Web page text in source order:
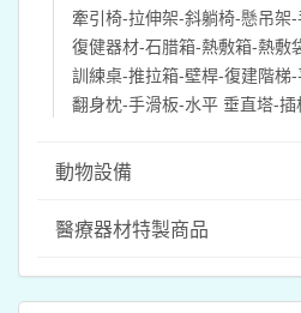
牽引椅-拉伸架-斜躺椅-懸吊架
復健器材-石腊箱-熱敷箱-熱敷
訓練桌-推拉箱-壁桿-復建階梯
翻身枕-手滑板-水平 垂直塔-
動物設備
醫療器材特製商品